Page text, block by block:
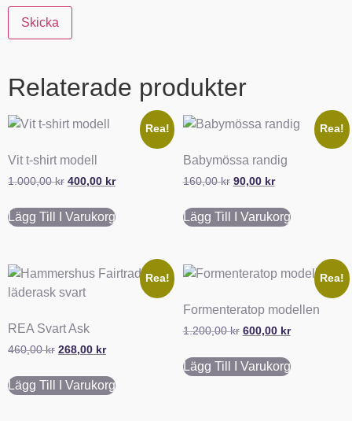
Relaterade produkter
Rea!
Vit t-shirt modell
1.000,00kr 400,00 kr
Lägg Till I Varukorg
Rea!
Babymössa randig
160,00kr 90,00 kr
Lägg Till I Varukorg
Rea!
REA Svart Ask
460,00kr 268,00 kr
Lägg Till I Varukorg
Rea!
Formenteratop modellen
1.200,00kr 600,00 kr
Lägg Till I Varukorg